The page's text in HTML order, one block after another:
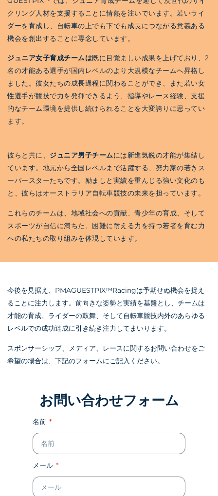
クリング人材を支援することに情熱を注いでいます。若いライ
ダーを育成し、自転車の上でも下でも成長につながる意義ある
機会を創出することに専念しています。
ジュニア女子育成チームは既に目覚ましい成果を上げており、2
名の才能ある選手が国内レベルのより大規模なチームへ昇格し
ました。彼女たちの成長過程に関わることができ、また若い女
性選手が競技で力を発揮できるよう、指導やレース経験、支援
的なチーム環境を提供し続けられることを大変誇りに思ってい
ます。
彼らと共に、 ジュニア男子チームには新進気鋭の才能が集結し
ています。地元から全国レベルまで活躍する、努力家の若きス
ーパースターたちです。励ましと実績を重んじる強い文化のも
と、彼らはオーストラリア自転車競技の未来を担っています。
これらのチームは、地域社会への貢献、青少年の育成、そして
スポーツが自信に満ちた、困難に耐える力を持つ若者を育む力
への私たちの取り組みを体現しています。
今後を見据え、PMAGUESTPIX™Racingは予期せぬ機会を捉え
ることに注力します。前向きな姿勢と実績を基盤とし、チームは
才能の育成、ライダーの鼓舞、そして自転車競技内外のあらゆる
レベルでの成功達成に引き続き注力してまいります。
スポンサーシップ、メディア、レースに関するお問い合わせをご
希望の場合は、下記のフォームにご記入ください。
お問い合わせフォーム
名前
メール